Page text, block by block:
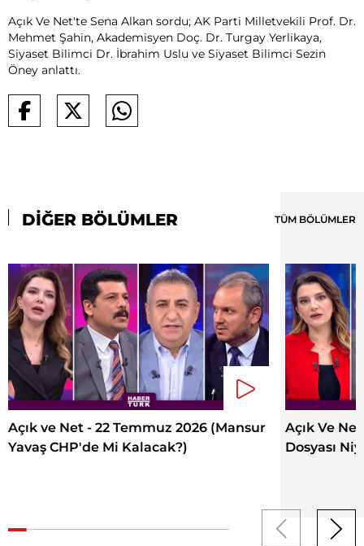
Açık Ve Net'te Sena Alkan sordu; AK Parti Milletvekili Prof. Dr.
Mehmet Şahin, Akademisyen Doç. Dr. Turgay Yerlikaya,
Siyaset Bilimci Dr. İbrahim Uslu ve Siyaset Bilimci Sezin
Öney anlattı.
DİĞER BÖLÜMLER TÜM BÖLÜMLER
Açık ve Net - 22 Temmuz 2026 (Mansur
Yavaş CHP'de Mi Kalacak?)
Açık Ve
Dosyası